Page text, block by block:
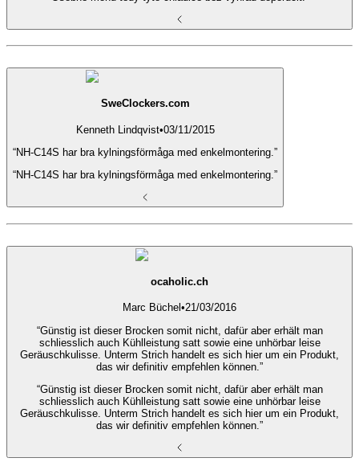
SweClockers.com
Kenneth Lindqvist•03/11/2015
“NH-C14S har bra kylningsförmåga med enkelmontering.”
“NH-C14S har bra kylningsförmåga med enkelmontering.”
ocaholic.ch
Marc Büchel •21/03/2016
“Günstig ist dieser Brocken somit nicht, dafür aber erhält man
schliesslich auch Kühlleistung satt sowie eine unhörbar leise
Geräuschkulisse. Unterm Strich handelt es sich hier um ein Produkt,
das wir definitiv empfehlen können.”
“Günstig ist dieser Brocken somit nicht, dafür aber erhält man
schliesslich auch Kühlleistung satt sowie eine unhörbar leise
Geräuschkulisse. Unterm Strich handelt es sich hier um ein Produkt,
das wir definitiv empfehlen können.”